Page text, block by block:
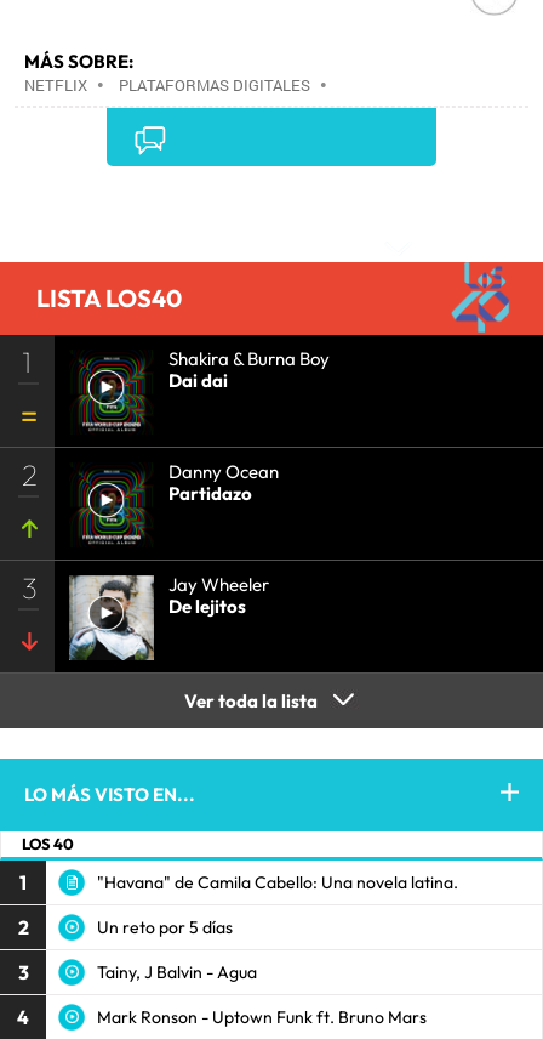
MÁS SOBRE:
NETFLIX • PLATAFORMAS DIGITALES •
TELEVISIÓN IP•TELEVISIÓN•INTERNET•
•ECONOMÍA
MEDIOS COMUNICACIÓN•COMUNICACIONES•
LISTA LOS40
1
Shakira & Burna Boy
Dai dai
2
Danny Ocean
Partidazo
3
Jay Wheeler
De lejitos
Ver toda la lista
LO MÁS VISTO EN...
LOS 40
1 "Havana" de Camila Cabello: Una novela latina.
2 Un reto por 5 días
3 Tainy, J Balvin - Agua
4 Mark Ronson - Uptown Funk ft. Bruno Mars